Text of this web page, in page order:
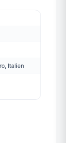
Italien